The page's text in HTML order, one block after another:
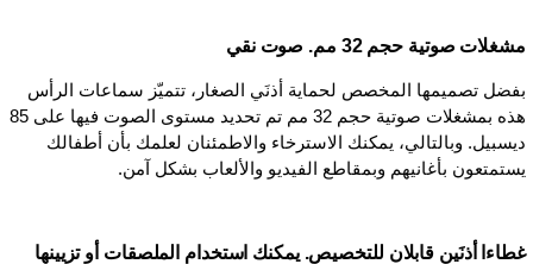
مشغلات صوتية حجم 32 مم. صوت نقي
بفضل تصميمها المخصص لحماية أذنَي الصغار، تتميّز سماعات الرأس
هذه بمشغلات صوتية حجم 32 مم تم تحديد مستوى الصوت فيها على 85
ديسبيل. وبالتالي، يمكنك الاسترخاء والاطمئنان لعلمك بأن أطفالك
يستمتعون بأغانيهم وبمقاطع الفيديو والألعاب بشكل آمن.
غطاءا أذنَين قابلان للتخصيص. يمكنك استخدام الملصقات أو تزيينها